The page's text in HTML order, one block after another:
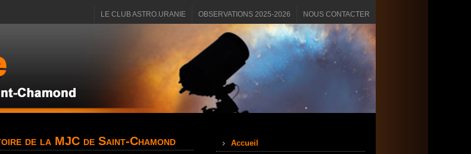
NOUS CONTACTER
OBSERVATIONS 2025-2026
LE CLUB ASTRO.URANIE
de la MJC de Saint-Chamond Accueil